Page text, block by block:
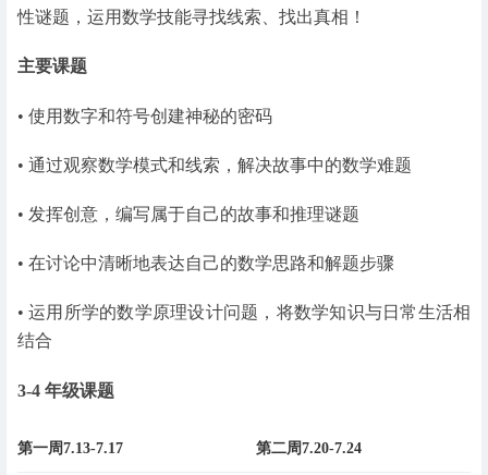
性谜题，运用数学技能寻找线索、找出真相！
主要课题
• 使用数字和符号创建神秘的密码
• 通过观察数学模式和线索，解决故事中的数学难题
• 发挥创意，编写属于自己的故事和推理谜题
• 在讨论中清晰地表达自己的数学思路和解题步骤
• 运用所学的数学原理设计问题，将数学知识与日常生活相
结合
3-4 年级课题
第一周7.13-7.17 第二周7.20-7.24